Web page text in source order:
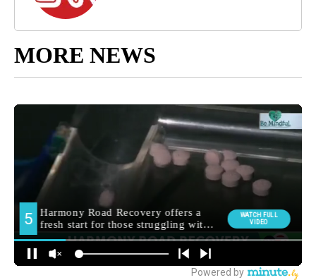
MORE NEWS